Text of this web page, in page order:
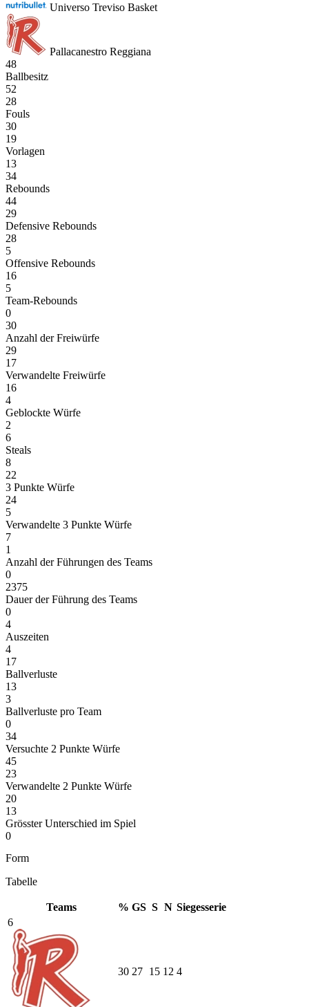
Universo Treviso Basket
Pallacanestro Reggiana
48
Ballbesitz
52
28
Fouls
30
19
Vorlagen
13
34
Rebounds
44
29
Defensive Rebounds
28
5
Offensive Rebounds
16
5
Team-Rebounds
0
30
Anzahl der Freiwürfe
29
17
Verwandelte Freiwürfe
16
4
Geblockte Würfe
2
6
Steals
8
22
3 Punkte Würfe
24
5
Verwandelte 3 Punkte Würfe
7
1
Anzahl der Führungen des Teams
0
2375
Dauer der Führung des Teams
0
4
Auszeiten
4
17
Ballverluste
13
3
Ballverluste pro Team
0
34
Versuchte 2 Punkte Würfe
45
23
Verwandelte 2 Punkte Würfe
20
13
Grösster Unterschied im Spiel
0
Form
Tabelle
Teams % GS S N Siegesserie
6
30 27 15 12 4